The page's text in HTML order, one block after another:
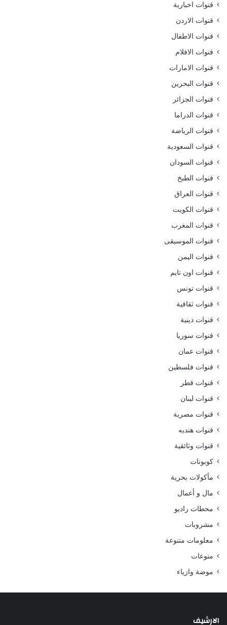
قنوات اخبارية
قنوات الاردن
قنوات الاطفال
قنوات الافلام
قنوات الامارات
قنوات البحرين
قنوات الجزائر
قنوات الدراما
قنوات الرياضة
قنوات السعودية
قنوات السودان
قنوات الطبخ
قنوات العراق
قنوات الكويت
قنوات المغرب
قنوات الموسيقى
قنوات اليمن
قنوات اون تايم
قنوات تونس
قنوات ثقافية
قنوات دينية
قنوات سوريا
قنوات عمان
قنوات فلسطين
قنوات قطر
قنوات لبنان
قنوات مصرية
قنوات هنديه
قنوات وثائقية
كوبونات
مأكولات بحرية
مال و أعمال
محطات راديو
مشروبات
معلومات متنوعة
منوعات
موضة وازياء
الارشيف